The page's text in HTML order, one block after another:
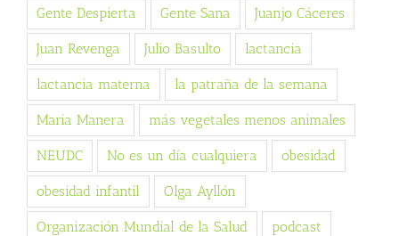
Gente Despierta Gente Sana Juanjo Cáceres
Juan Revenga Julio Basulto lactancia
lactancia materna la patraña de la semana
Maria Manera más vegetales menos animales
NEUDC No es un día cualquiera obesidad
obesidad infantil Olga Ayllón
Organización Mundial de la Salud podcast